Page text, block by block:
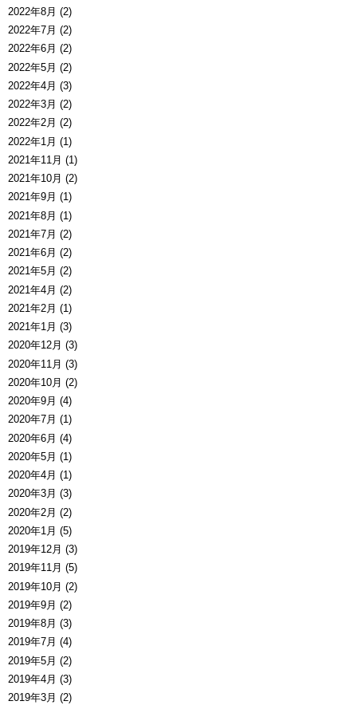
2022年8月 (2)
2022年7月 (2)
2022年6月 (2)
2022年5月 (2)
2022年4月 (3)
2022年3月 (2)
2022年2月 (2)
2022年1月 (1)
2021年11月 (1)
2021年10月 (2)
2021年9月 (1)
2021年8月 (1)
2021年7月 (2)
2021年6月 (2)
2021年5月 (2)
2021年4月 (2)
2021年2月 (1)
2021年1月 (3)
2020年12月 (3)
2020年11月 (3)
2020年10月 (2)
2020年9月 (4)
2020年7月 (1)
2020年6月 (4)
2020年5月 (1)
2020年4月 (1)
2020年3月 (3)
2020年2月 (2)
2020年1月 (5)
2019年12月 (3)
2019年11月 (5)
2019年10月 (2)
2019年9月 (2)
2019年8月 (3)
2019年7月 (4)
2019年5月 (2)
2019年4月 (3)
2019年3月 (2)